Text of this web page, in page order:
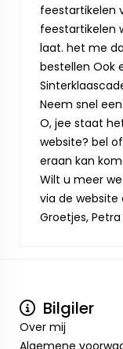
feestartikelen
feestartikelen
laat. het me
bestellen Ook
Neem snel
O, jee staat
website? bel
eraan kan
Wilt u meer
via de
Groetjes, Petra
Bilgiler
Over mij
Algemene